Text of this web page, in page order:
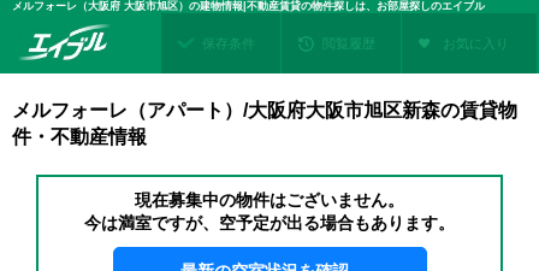
メルフォーレ（大阪府 大阪市旭区）の建物情報|不動産賃貸の物件探しは、お部屋探しのエイブル
保存条件 閲覧履歴 お気に入り
メルフォーレ（アパート）/大阪府大阪市旭区新森の賃貸物
件・不動産情報
現在募集中の物件はございません。
今は満室ですが、空予定が出る場合もあります。